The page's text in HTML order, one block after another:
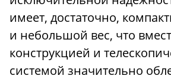
имеет, достаточно,
и небольшой вес, что
конструкцией и
системой значительно